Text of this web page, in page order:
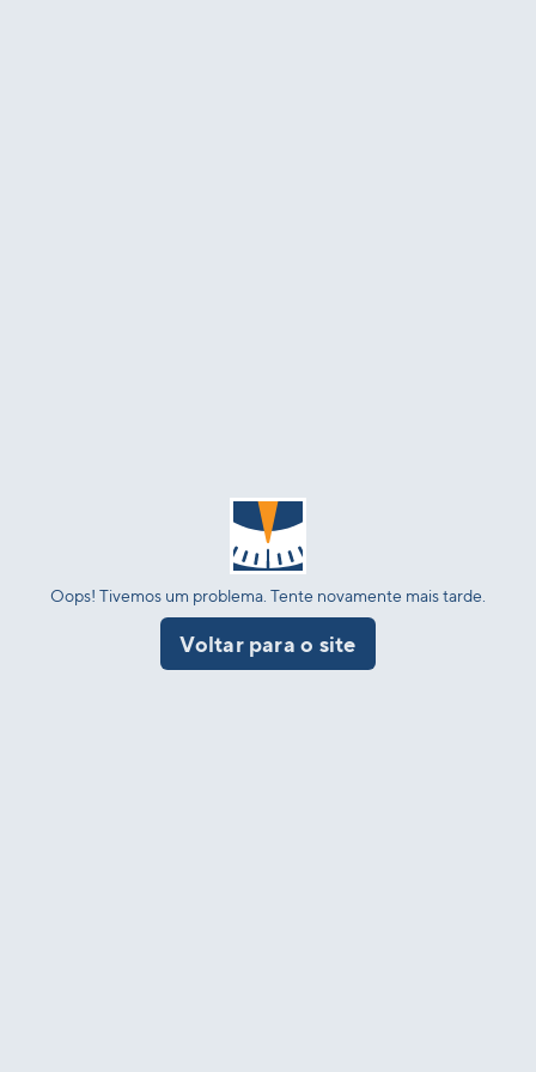
Oops! Tivemos um problema. Tente novamente mais tarde.
Voltar para o site